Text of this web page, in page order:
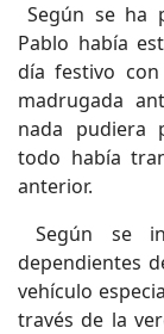
Según se ha
Pablo había
día festivo
madrugada
nada pudiera
todo había
anterior.
Según se
dependientes
vehículo
través de la